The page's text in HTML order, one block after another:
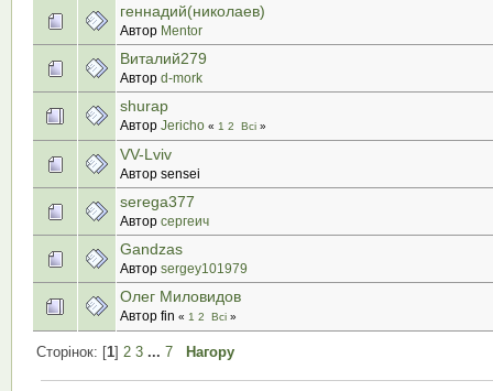
геннадий(николаев)
Автор Mentor
Виталий279
Автор d-mork
shurap
Автор Jericho « 1 2 Всі »
VV-Lviv
Автор sensei
serega377
Автор сергеич
Gandzas
Автор sergey101979
Олег Миловидов
Автор fin « 1 2 Всі »
Сторінок: [1] 2 3 ... 7 Нагору